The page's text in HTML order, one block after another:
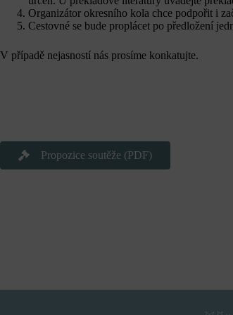
Organizátor okresního kola chce podpořit i
Cestovné se bude proplácet po předložení
V případě nejasností nás prosíme konkatujte.
Propozice soutěže (PDF)